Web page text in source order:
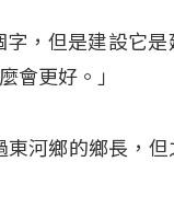
，但是建設它
會更好。」
河鄉的鄉長，